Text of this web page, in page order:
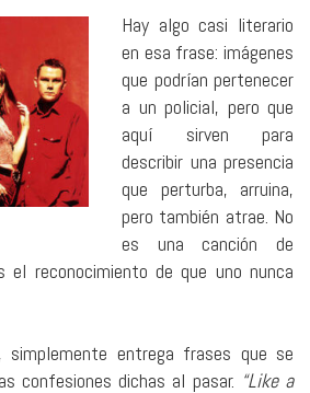
Hay algo casi literario
en esa frase: imágenes
que podrían pertenecer
a un policial, pero que
aquí sirven para
describir una presencia
que perturba, arruina,
pero también atrae. No
es una canción de
el reconocimiento de que uno nunca
simplemente entrega frases que se
confesiones dichas al pasar. “Like a